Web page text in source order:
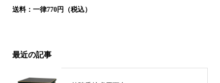
送料：一律770円（税込）
最近の記事